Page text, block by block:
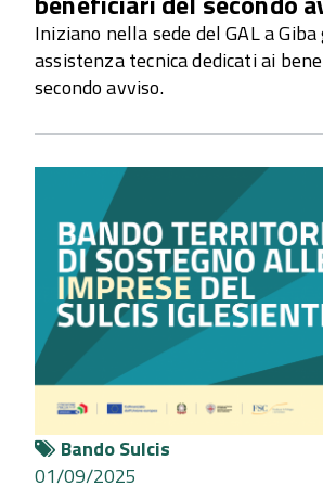
Iniziano nella sede del GAL a
assistenza tecnica dedicati ai
secondo avviso.
Bando Sulcis
01/09/2025